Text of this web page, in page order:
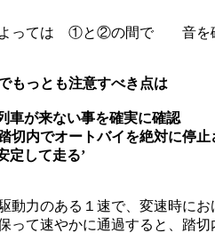
っては ①と②の間で 音を
もっとも注意すべき点は
ない事を確実に確認
オートバイを絶対に停止
定して走
動力のある１速で、変速時に
って速やかに通過すると、踏